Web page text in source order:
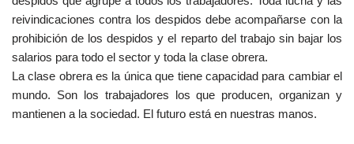
reivindicaciones contra los despidos debe acompañarse con la
prohibición de los despidos y el reparto del trabajo sin bajar los
salarios para todo el sector y toda la clase obrera.
La clase obrera es la única que tiene capacidad para cambiar el
mundo. Son los trabajadores los que producen, organizan y
mantienen a la sociedad. El futuro está en nuestras manos.